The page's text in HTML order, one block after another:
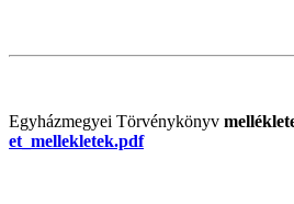
Egyházmegyei Törvénykönyv
et_mellekletek.pdf